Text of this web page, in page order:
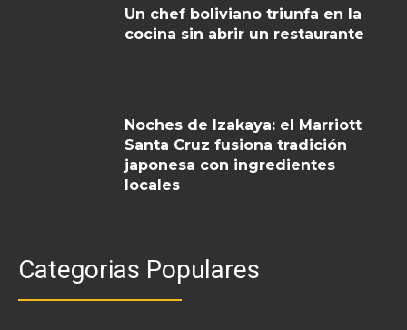
Un chef boliviano triunfa en la
cocina sin abrir un restaurante
Noches de Izakaya: el Marriott
Santa Cruz fusiona tradición
japonesa con ingredientes
locales
Categorias Populares